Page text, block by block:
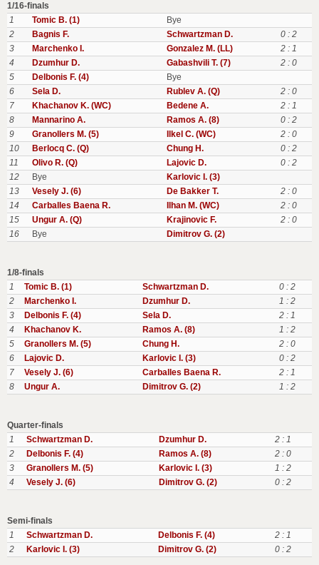
1/16-finals
1
Tomic B. (1)
Bye
2
Bagnis F. Schwartzman D.
0 : 2
3
Marchenko I. Gonzalez M. (LL)
2 : 1
4
Dzumhur D. Gabashvili T. (7)
2 : 0
5
Delbonis F. (4)
Bye
6
Sela D. Rublev A. (Q)
2 : 0
7
Khachanov K. (WC) Bedene A.
2 : 1
8
Mannarino A. Ramos A. (8)
0 : 2
9
Granollers M. (5) Ilkel C. (WC)
2 : 0
10
Berlocq C. (Q) Chung H.
0 : 2
11
Olivo R. (Q) Lajovic D.
0 : 2
12
Bye
Karlovic I. (3)
13
Vesely J. (6) De Bakker T.
2 : 0
14
Carballes Baena R. Ilhan M. (WC)
2 : 0
15
Ungur A. (Q) Krajinovic F.
2 : 0
16
Bye Dimitrov G. (2)
1/8-finals
1
Tomic B. (1) Schwartzman D.
0 : 2
2
Marchenko I. Dzumhur D.
1 : 2
3
Delbonis F. (4) Sela D.
2 : 1
4
Khachanov K. Ramos A. (8)
1 : 2
5
Granollers M. (5) Chung H.
2 : 0
6
Lajovic D. Karlovic I. (3)
0 : 2
7
Vesely J. (6) Carballes Baena R.
2 : 1
8
Ungur A. Dimitrov G. (2) 1 : 2
Quarter-finals
1
Schwartzman D. Dzumhur D.
2 : 1
2
Delbonis F. (4) Ramos A. (8)
2 : 0
3
Granollers M. (5) Karlovic I. (3)
1 : 2
4
Vesely J. (6) Dimitrov G. (2) 0 : 2
Semi-finals
1
Schwartzman D. Delbonis F. (4)
2 : 1
2
Karlovic I. (3) Dimitrov G. (2) 0 : 2